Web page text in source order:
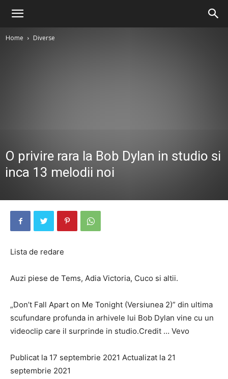
Home Diverse
O privire rara la Bob Dylan in studio si
inca 13 melodii noi
Lista de redare
Auzi piese de Tems, Adia Victoria, Cuco si altii.
„Don’t Fall Apart on Me Tonight (Versiunea 2)” din ultima
scufundare profunda in arhivele lui Bob Dylan vine cu un
videoclip care il surprinde in studio.Credit … Vevo
Publicat la 17 septembrie 2021 Actualizat la 21
septembrie 2021